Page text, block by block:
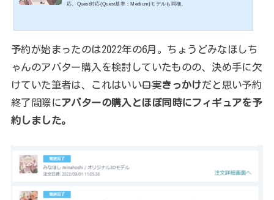
応。Quest対応(Quest基準：Medium)モデルも同梱。
予約が始まったのは2022年の6月。ちょうどみなほしち
ゃんのアバター購入を検討していたものの、決め手に欠
けていた筆者は、これはいい口実きっかけだと思い予約
終了間際にアバターの購入とほぼ同時にフィギュアを予
約しました。